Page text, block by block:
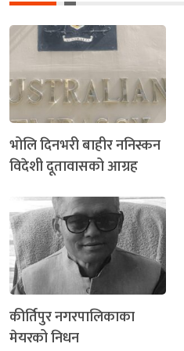
भोलि दिनभरी बाहीर ननिस्कन
विदेशी दूतावासको आग्रह
कीर्तिपुर नगरपालिकाका
मेयरको निधन